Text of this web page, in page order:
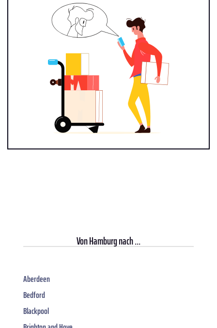
VonHamburgnach ...
Aberdeen
Bedford
Blackpool